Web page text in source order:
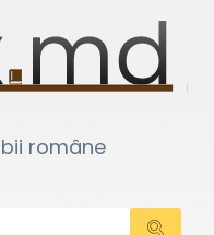
române